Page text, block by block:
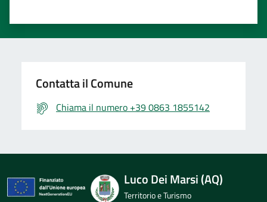
Contatta il Comune
Chiama il numero +39 0863 1855142
Luco Dei Marsi (AQ)
Territorio e Turismo